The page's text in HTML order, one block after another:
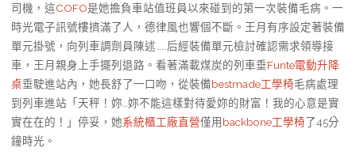
司機，這COFO是她擔負車站值班員以來碰到的第一次裝備毛病。一
時光電子訊號樓擠滿了人，德律風也響個不斷。王月有序設定著裝備
單元掛號，向列車調劑員陳述……后經裝備單元檢討確認需求領導接
車，王月親身上手擺列退路。看著滿載煤炭的列車垂Funte電動升降
桌垂駛進站內，她長舒了一口吻，從裝備bestmade工學椅毛病處理
到列車進站「天秤！妳…妳不能這樣對待愛妳的財富！我的心意是實
實在在的！」停妥，她系統櫃工廠直營僅用backbone工學椅了45分
鐘時光。